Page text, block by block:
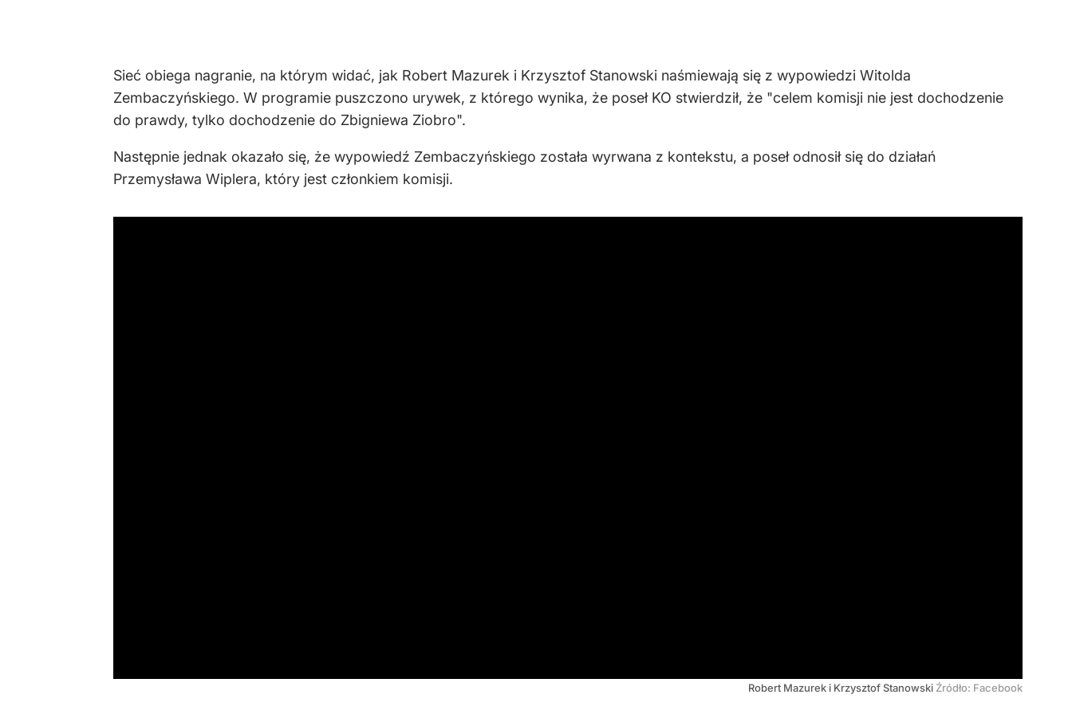
Sieć obiega nagranie, na którym widać, jak Robert Mazurek i Krzysztof Stanowski naśmiewają się z wypowiedzi Witolda
Zembaczyńskiego. W programie puszczono urywek, z którego wynika, że poseł KO stwierdził, że "celem komisji nie jest dochodzenie
do prawdy, tylko dochodzenie do Zbigniewa Ziobro".
Następnie jednak okazało się, że wypowiedź Zembaczyńskiego została wyrwana z kontekstu, a poseł odnosił się do działań
Przemysława Wiplera, który jest członkiem komisji.
Robert Mazurek i Krzysztof Stanowski Źródło: Facebook